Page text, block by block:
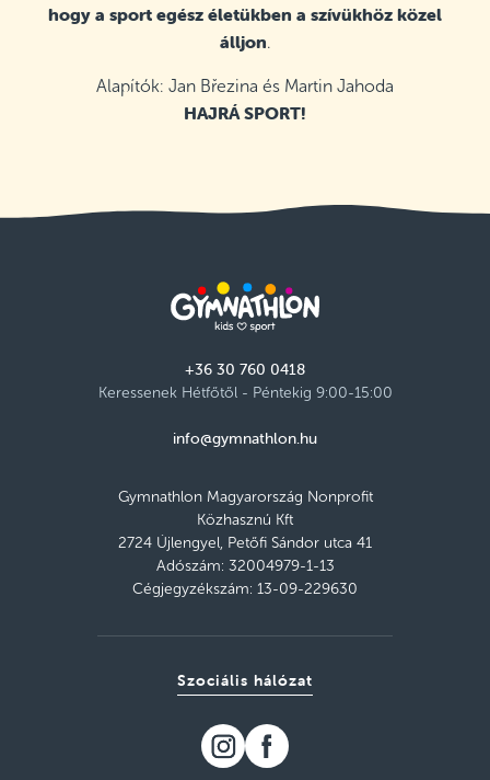
hogy a sport egész életükben a szívükhöz közel
álljon.
Alapítók: Jan Březina és Martin Jahoda
HAJRÁ SPORT!
+36 30 760 0418
Keressenek Hétfőtől - Péntekig 9:00-15:00
info@gymnathlon.hu
Gymnathlon Magyarország Nonprofit
Közhasznú Kft
2724 Újlengyel, Petőfi Sándor utca 41
Adószám: 32004979-1-13
Cégjegyzékszám: 13-09-229630
Szociális hálózat